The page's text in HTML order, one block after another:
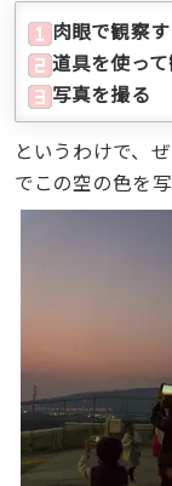
肉眼で観察
道具を使っ
写真を撮る
というわけで、
でこの空の色を